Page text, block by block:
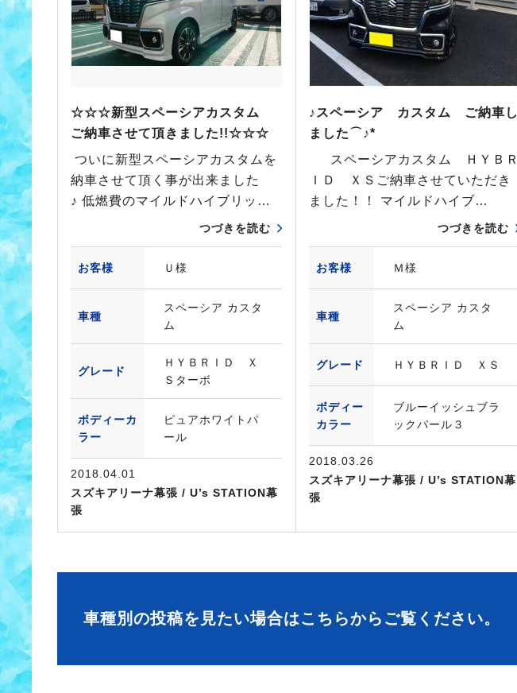
☆☆☆新型スペーシアカスタム
ご納車させて頂きました!!☆☆☆
ついに新型スペーシアカスタムを
納車させて頂く事が出来ました
♪ 低燃費のマイルドハイブリッ…
つづきを読む
お客様 Ｕ様
車種
スペーシア カスタ
ム
グレード
ＨＹＢＲＩＤ Ｘ
Ｓターボ
ボディーカ
ラー
ピュアホワイトパ
ール
2018.04.01
スズキアリーナ幕張 / U’s STATION幕
張
♪スペーシア カスタム ご納車し
ました⌒♪*
スペーシアカスタム ＨＹＢＲ
ＩＤ ＸＳご納車させていただき
ました！！ マイルドハイブ…
つづきを読む
お客様 Ｍ様
車種
スペーシア カスタ
ム
グレード ＨＹＢＲＩＤ ＸＳ
ボディー
カラー
ブルーイッシュブラ
ックパール３
2018.03.26
スズキアリーナ幕張 / U’s STATION幕
張
車種別の投稿を見たい場合はこちらからご覧ください。